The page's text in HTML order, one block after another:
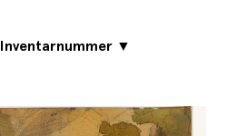
Inventarnummer ▼